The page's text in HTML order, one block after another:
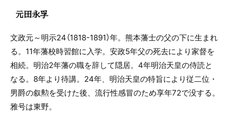
元田永孚
文政元～明示24（1818-1891）年。熊本藩士の父の下に生まれ
る。11年藩校時習館に入学。安政5年父の死去により家督を
相続。明治2年藩の職を辞して隠居。4年明治天皇の侍読と
なる。8年より待講。24年、明治天皇の特旨により従二位・
男爵の叙勲を受けた後、流行性感冒のため享年72で没する。
雅号は東野。